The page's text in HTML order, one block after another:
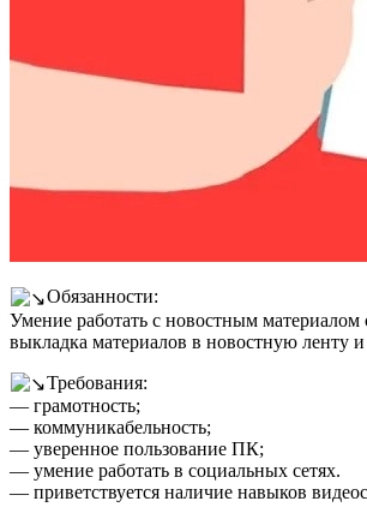
Обязанности:
Умение работать с новостным
выкладка материалов в новостную ленту
Требования:
— грамотность;
— коммуникабельность;
— уверенное пользование ПК;
— умение работать в социальных сетях.
— приветствуется наличие навыков